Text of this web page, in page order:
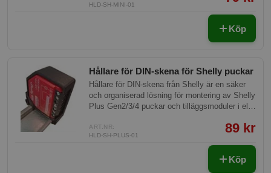
V0-standard och är idealisk för både
HLD-SH-MINI-01
Köp
Hållare för DIN-skena för Shelly puckar
Hållare för DIN-skena från Shelly är en säker
och organiserad lösning för montering av Shelly
Plus Gen2/3/4 puckar och tilläggsmoduler i el-
garanterar den hög brandsäkerhet enligt UL94
V0-standard och är idealisk för både
ART.NR:
HLD-SH-PLUS-01
89 kr
Köp